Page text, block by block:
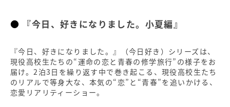
『今日、好きになりました。小夏編』
『今日、好きになりました。』（今日好き）シリーズは、
現役高校生たちの“運命の恋と青春の修学旅行”の様子をお
届け。2泊3日を繰り返す中で巻き起こる、現役高校生たち
のリアルで等身大な、本気の“恋”と“青春”を追いかける、
恋愛リアリティーショー。